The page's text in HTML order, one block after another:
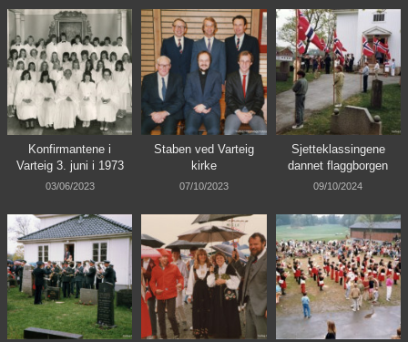
Konfirmantene i
Varteig 3. juni i 1973
03/06/2023
Staben ved Varteig
kirke
07/10/2023
Sjetteklassingene
dannet flaggborgen
09/10/2024